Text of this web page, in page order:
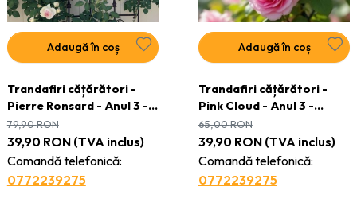
Adaugă în coș
Trandafiri cățǎrători -
Pierre Ronsard - Anul 3 -
Ghiveci 2L
39,90 RON(TVA inclus)
Comandă telefonică:
0772239275
79,90RON
Adaugă în coș
Trandafiri cățǎrători -
Pink Cloud - Anul 3 -
Ghiveci 2L
39,90 RON(TVA inclus)
Comandă telefonică:
0772239275
65,00RON